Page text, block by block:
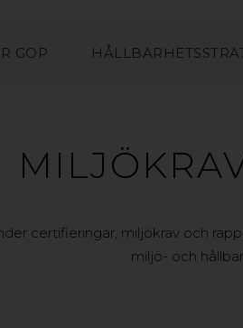
GOP
certifieringar, miljökrav och
miljö- och